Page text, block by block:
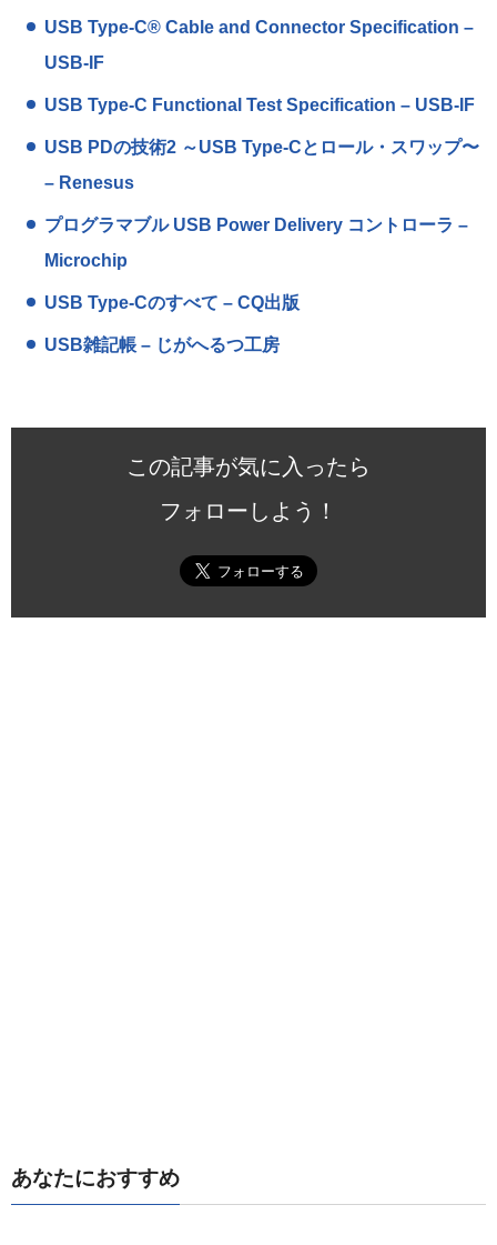
USB Type-C® Cable and Connector Specification –
USB-IF
USB Type-C Functional Test Specification – USB-IF
USB PDの技術2 ～USB Type-Cとロール・スワップ〜
– Renesus
プログラマブル USB Power Delivery コントローラ –
Microchip
USB Type-Cのすべて – CQ出版
USB雑記帳 – じがへるつ工房
この記事が気に入ったら
フォローしよう！
あなたにおすすめ